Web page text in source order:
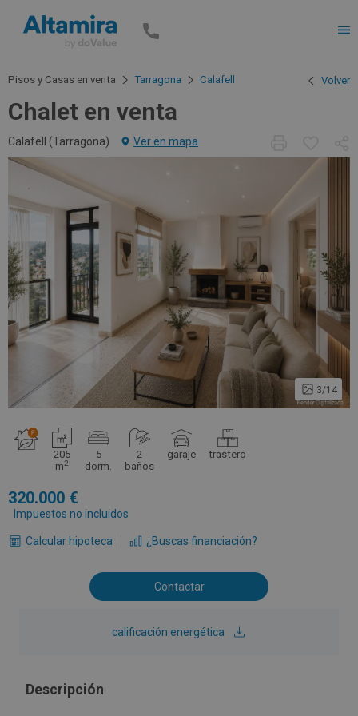
Pisos y Casas en venta Tarragona Calafell Volver
Chalet en venta
Calafell (Tarragona) Ver en mapa
3/14
205
m2
5
dorm.
2
baños
garaje trastero
320.000
Impuestos no incluidos
Calcular hipoteca ¿Buscas financiación?
Contactar
calificación energética
Descripción